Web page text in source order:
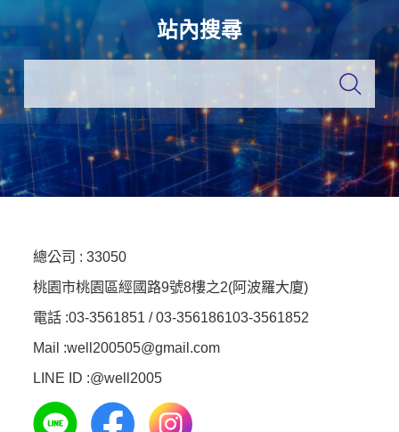
站內搜尋
總公司 : 33050
桃園市桃園區經國路9號8樓之2(阿波羅大廈)
電話 :03-3561851 / 03-356186103-3561852
Mail :well200505@gmail.com
LINE ID :@well2005